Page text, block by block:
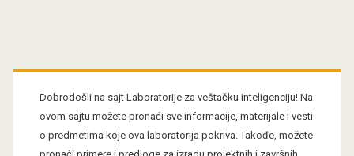
Primary
Sidebar
Dobrodošli na sajt Laboratorije za veštačku inteligenciju! Na
ovom sajtu možete pronaći sve informacije, materijale i vesti
o predmetima koje ova laboratorija pokriva. Takođe, možete